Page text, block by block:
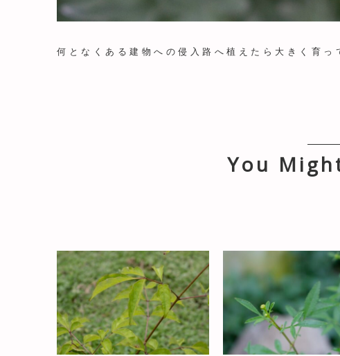
何となくある建物への侵入路へ植えたら大きく育
You